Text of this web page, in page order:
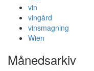
vin
vingård
vinsmagning
Wien
Månedsarkiv